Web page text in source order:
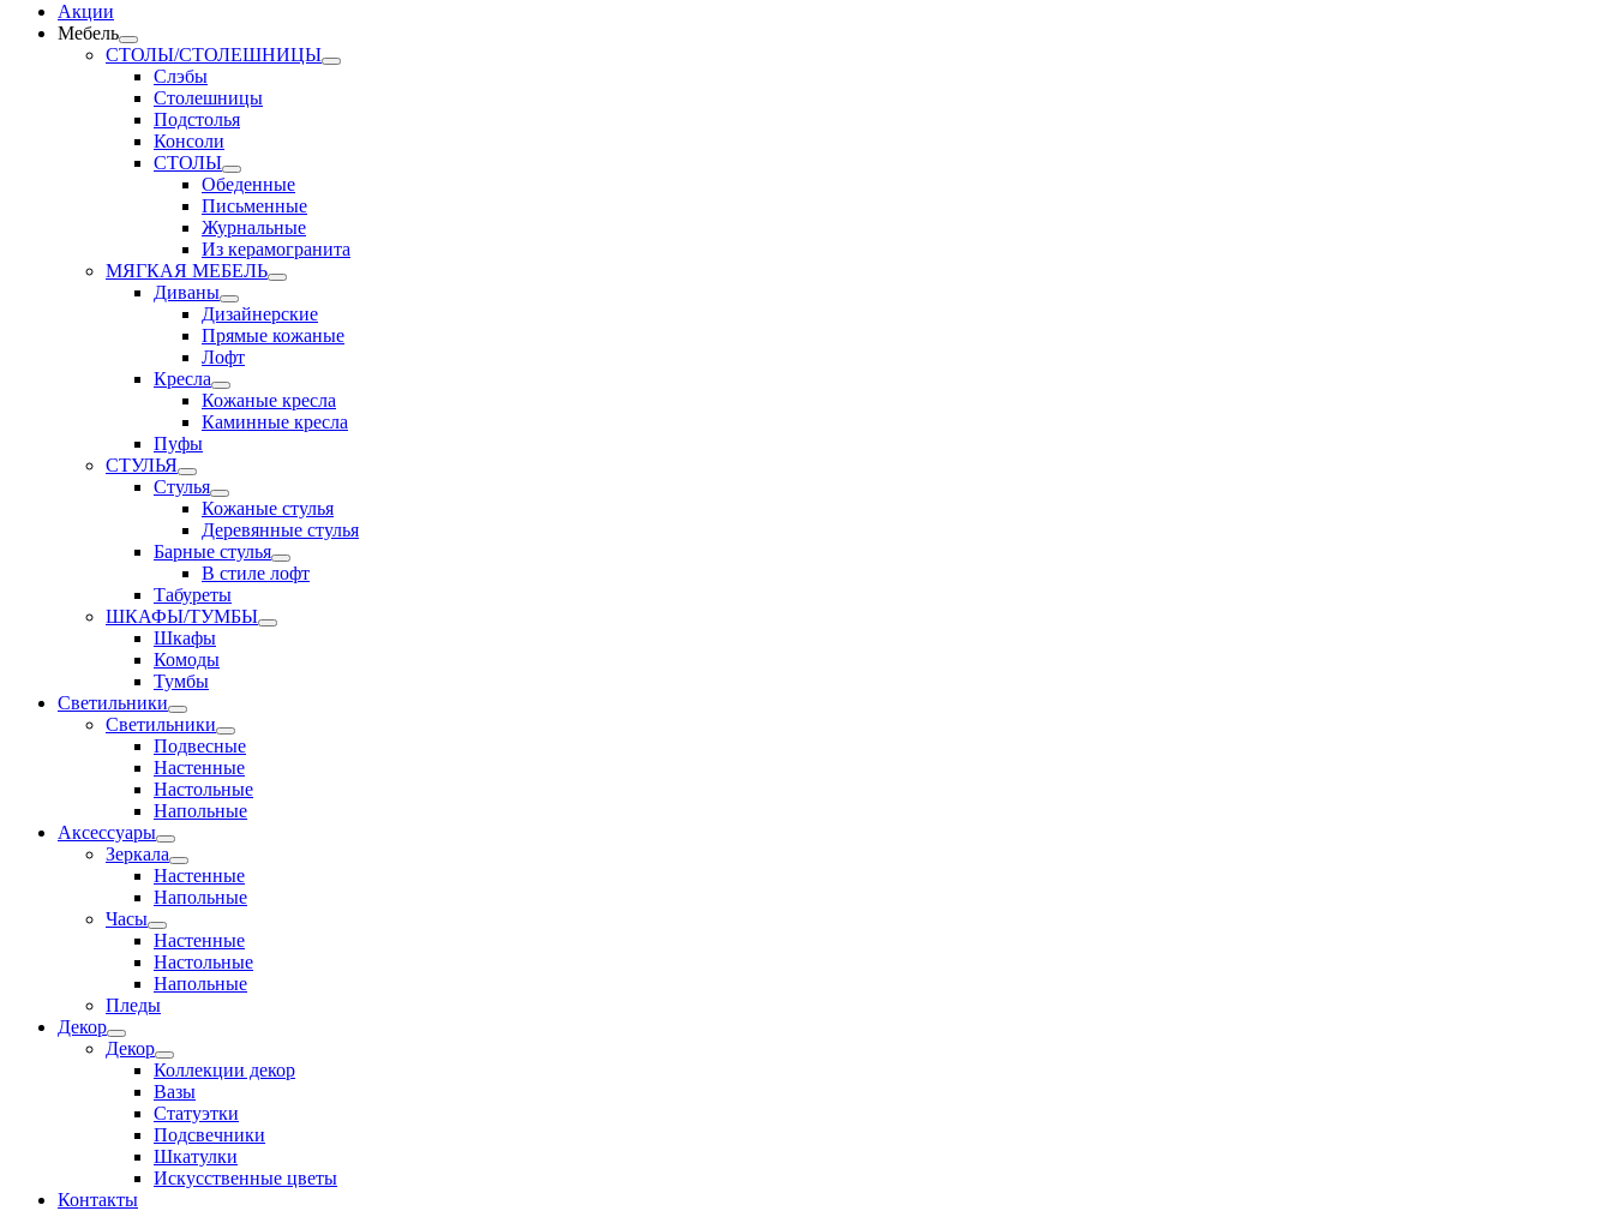
Акции
Мебель
СТОЛЫ/СТОЛЕШНИЦЫ
Слэбы
Столешницы
Подстолья
Консоли
СТОЛЫ
Обеденные
Письменные
Журнальные
Из керамогранита
МЯГКАЯ МЕБЕЛЬ
Диваны
Дизайнерские
Прямые кожаные
Лофт
Кресла
Кожаные кресла
Каминные кресла
Пуфы
СТУЛЬЯ
Стулья
Кожаные стулья
Деревянные стулья
Барные стулья
В стиле лофт
Табуреты
ШКАФЫ/ТУМБЫ
Шкафы
Комоды
Тумбы
Светильники
Светильники
Подвесные
Настенные
Настольные
Напольные
Аксессуары
Зеркала
Настенные
Напольные
Часы
Настенные
Настольные
Напольные
Пледы
Декор
Декор
Коллекции декор
Вазы
Статуэтки
Подсвечники
Шкатулки
Искусственные цветы
Контакты